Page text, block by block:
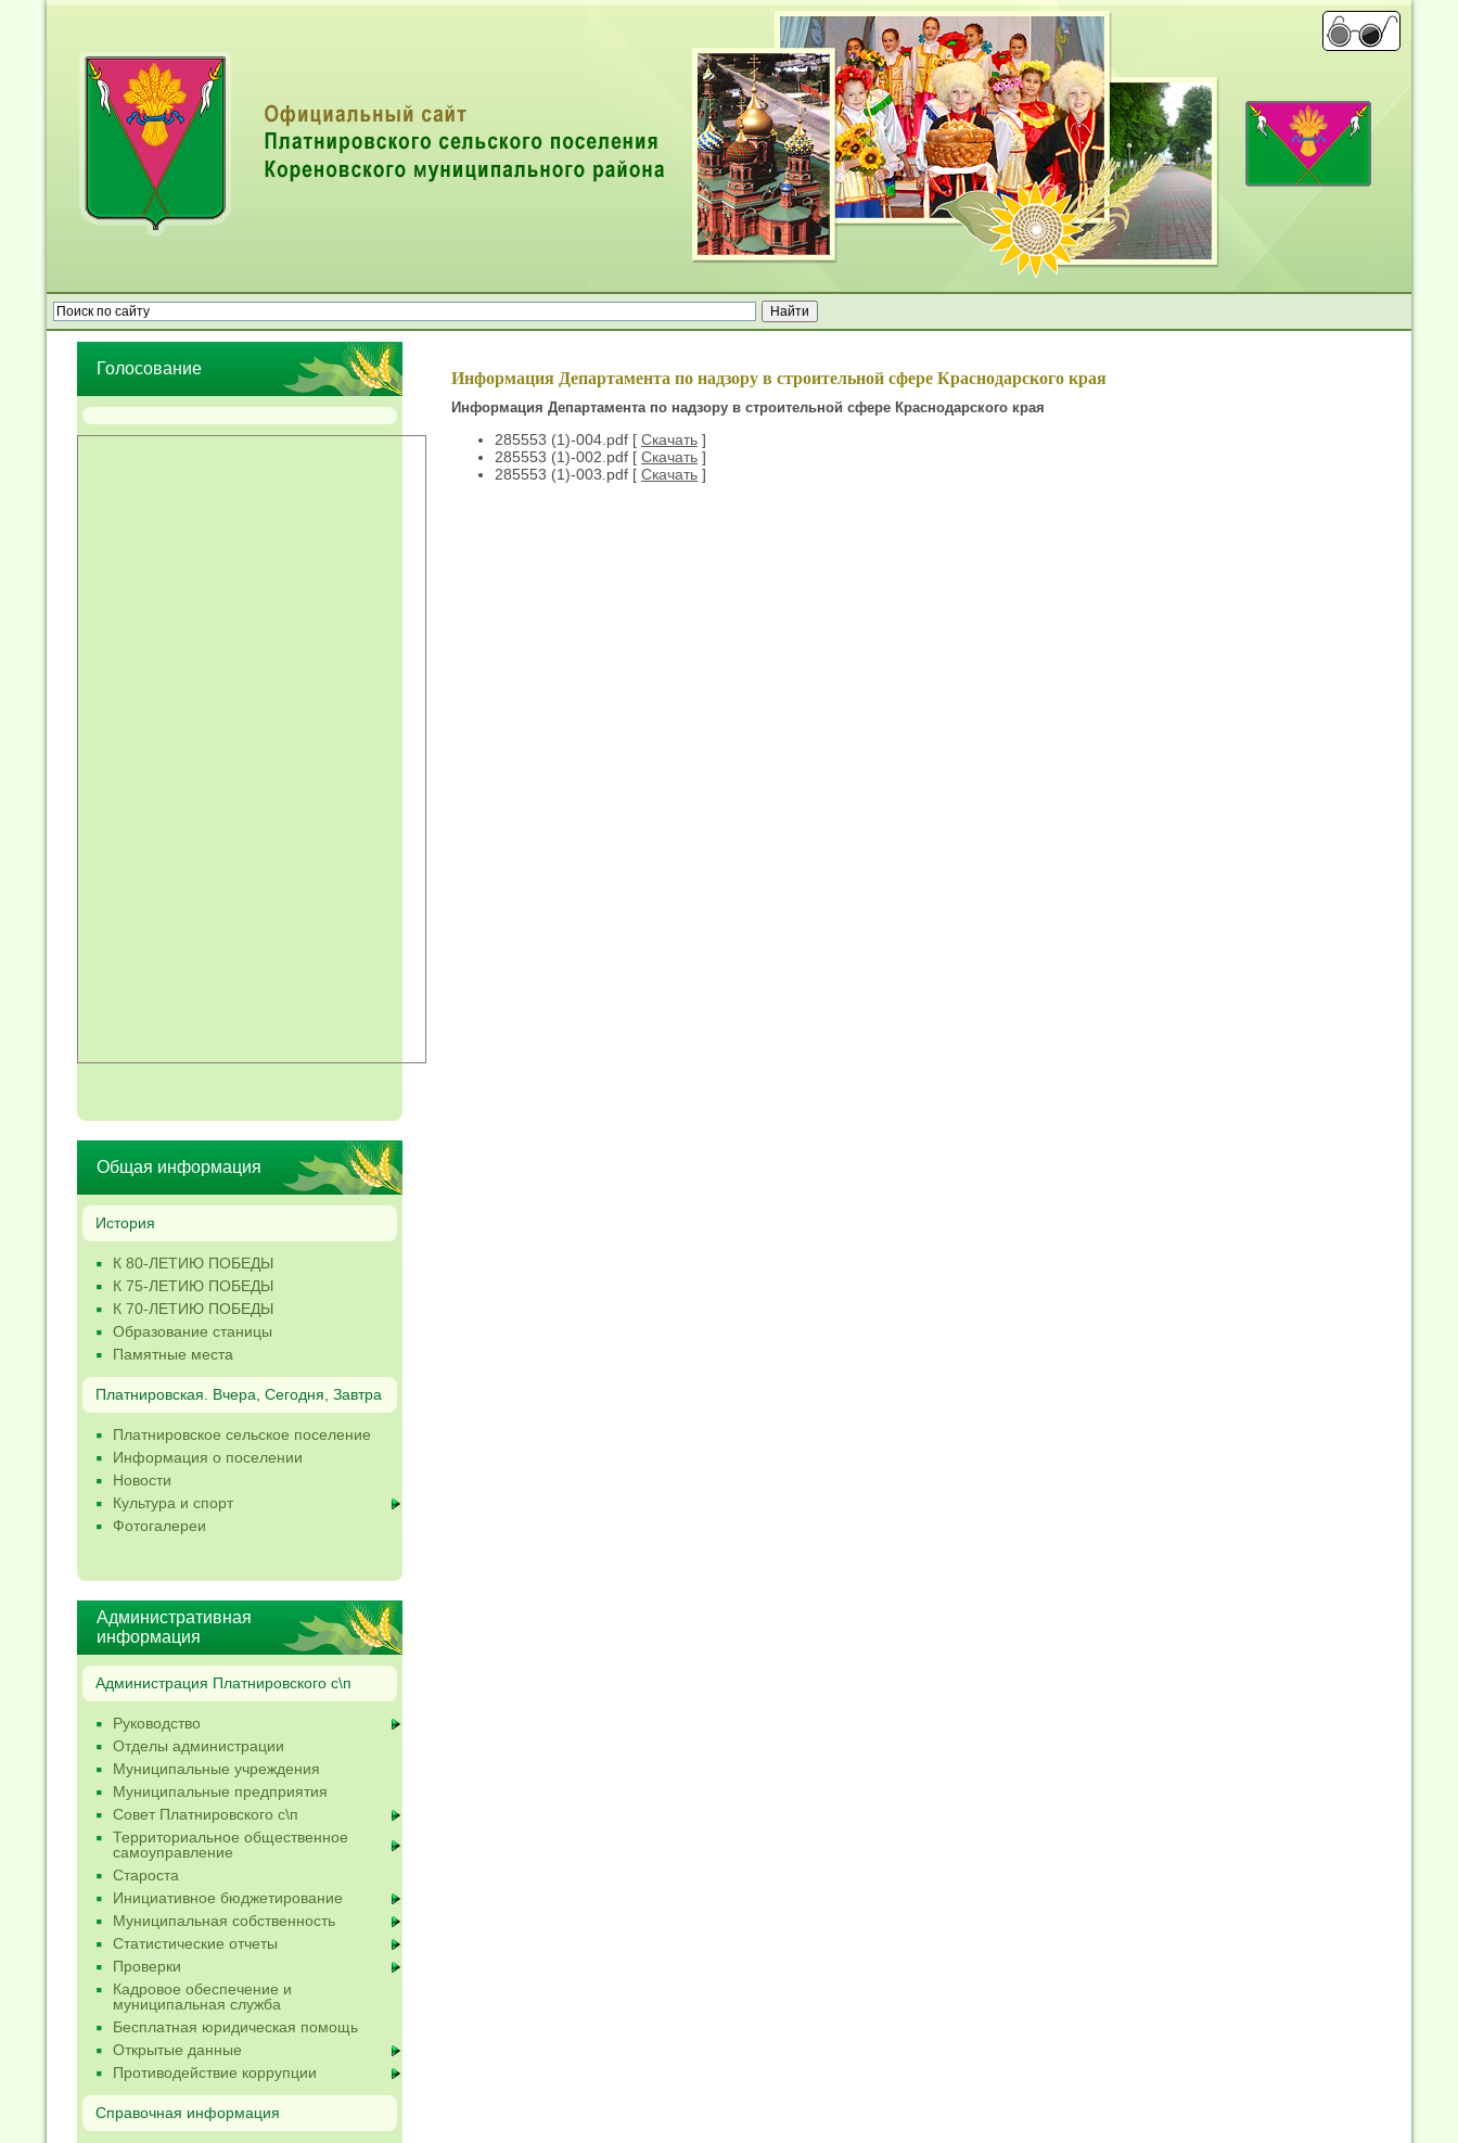
Голосование
Общая информация
История
К 80-ЛЕТИЮ ПОБЕДЫ
К 75-ЛЕТИЮ ПОБЕДЫ
К 70-ЛЕТИЮ ПОБЕДЫ
Образование станицы
Памятные места
Платнировская. Вчера, Сегодня, Завтра
Платнировское сельское поселение
Информация о поселении
Новости
Культура и спорт
Фотогалереи
Административная
информация
Администрация Платнировского с\п
Руководство
Отделы администрации
Муниципальные учреждения
Муниципальные предприятия
Совет Платнировского с\п
Территориальное общественное
самоуправление
Староста
Инициативное бюджетирование
Муниципальная собственность
Статистические отчеты
Проверки
Кадровое обеспечение и
муниципальная служба
Бесплатная юридическая помощь
Открытые данные
Противодействие коррупции
Справочная информация
Информация Департамента по надзору в строительной сфере Краснодарского края
Информация Департамента по надзору в строительной сфере Краснодарского края
285553 (1)-004.pdf [ Скачать ]
285553 (1)-002.pdf [ Скачать ]
285553 (1)-003.pdf [ Скачать ]